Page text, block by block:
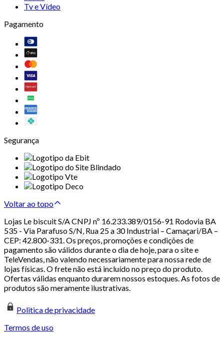
Tv e Vídeo
Pagamento
Segurança
Voltar ao topo
Lojas Le biscuit S/A CNPJ nº 16.233.389/0156-91 Rodovia BA
535 - Via Parafuso S/N, Rua 25 a 30 Industrial – Camaçari/BA –
CEP: 42.800-331. Os preços, promoções e condições de
pagamento são válidos durante o dia de hoje, para o site e
TeleVendas, não valendo necessariamente para nossa rede de
lojas físicas. O frete não está incluído no preço do produto.
Ofertas válidas enquanto durarem nossos estoques. As fotos de
produtos são meramente ilustrativas.
Politica de privacidade
Termos de uso